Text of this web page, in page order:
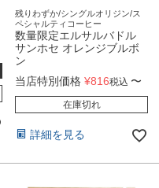
残りわずか/シングルオリジン/ス
ペシャルティコーヒー
数量限定エルサルバドル
サンホセ オレンジブルボ
ン
当店特別価格 ¥816税込 〜
在庫切れ
詳細を見る